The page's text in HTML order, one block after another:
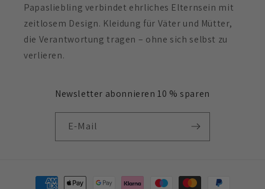
Papasliebling verbindet ehrliches Elternsein mit
zeitlosem Design. Kleidung für Väter und Mütter,
die Verantwortung tragen – ohne sich selbst zu
verlieren.
Newsletter abonnieren 10 % sparen
E-Mail
Zahlungsmethoden